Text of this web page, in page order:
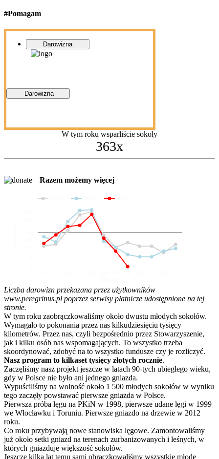
#Pomagam
Darowizna
Darowizna
W tym roku wsparliście sokoły
363x
Razem możemy więcej
Liczba darowizn przekazana przez użytkowników
www.peregrinus.pl poprzez serwisy płatnicze udostępnione na tej
stronie.
W tym roku zaobrączkowaliśmy około dwustu młodych sokołów.
Wymagało to pokonania przez nas kilkudziesięciu tysięcy
kilometrów. Przez nas, czyli bezpośrednio przez Stowarzyszenie,
jak i kilku osób nas wspomagających. To wszystko trzeba
skoordynować, zdobyć na to wszystko fundusze czy je rozliczyć.
Nasz program to kilkaset tysięcy złotych rocznie.
Zaczęliśmy nasz projekt jeszcze w latach 90-tych ubiegłego wieku,
gdy w Polsce nie było ani jednego gniazda.
Wypuściliśmy na wolność około 1 500 młodych sokołów w wyniku
tego zaczęły powstawać pierwsze gniazda w Polsce.
Pierwsza próba lęgu na PKiN w 1998, pierwsze udane lęgi w 1999
we Włocławku i Toruniu. Pierwsze gniazdo na drzewie w 2012
roku.
Co roku przybywają nowe stanowiska lęgowe. Zamontowaliśmy
już około setki gniazd na terenach zurbanizowanych i leśnych, w
których gniazduje większość sokołów.
Jeszcze kilka lat temu sami obrączkowaliśmy wszystkie młode